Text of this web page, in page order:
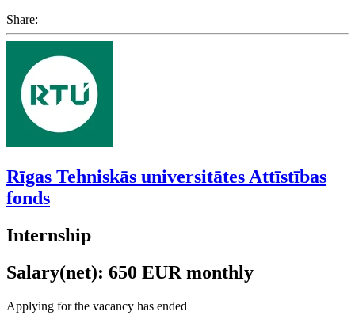
Share:
Rīgas Tehniskās universitātes Attīstības
fonds
Internship
Salary(net): 650 EUR monthly
Applying for the vacancy has ended